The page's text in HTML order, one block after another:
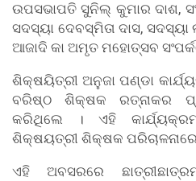
ଉପସଭାପତି ସୁନିଲ୍ କୁମାର ଦାଶ,
ସଦସ୍ୟା ଦେବସ୍ମିତା ଦାସ,
ଆଜାଦି କା ଅମୃତ ମହୋତ୍ସବ
ଶିକ୍ଷୟିତ୍ରୀ ଅନୁଜା ପଣ୍ଡା
ବରିଷ୍ଠ ଶିକ୍ଷକ ରତ୍ନାକର
କରିଥିଲେ । ଏହି
ଶିକ୍ଷୟତ୍ରୀ ଶିକ୍ଷକ
ଏହି ଅବସରରେ